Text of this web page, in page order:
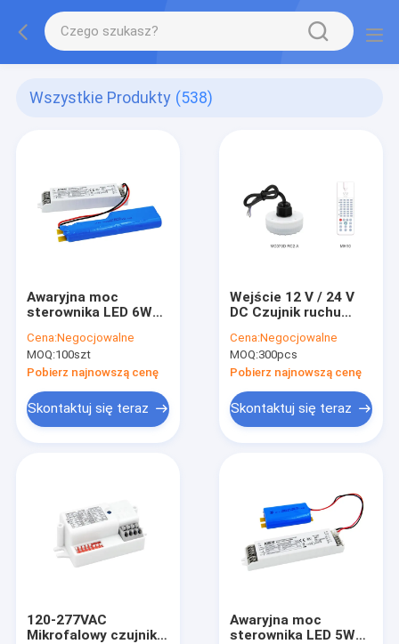
Wszystkie Produkty (538)
Awaryjna moc
sterownika LED 6W
zewnętrzna bateria
litowo-jonowa
KE004-06M180KE
Cena:Negocjowalne
MOQ:100szt
Pobierz najnowszą cenę
Skontaktuj się teraz
Wejście 12 V / 24 V
DC Czujnik ruchu
czujnik Konstrukcja
anteny Certyfikat CE
Cena:Negocjowalne
MOQ:300pcs
Pobierz najnowszą cenę
Skontaktuj się teraz
120-277VAC
Mikrofalowy czujnik
Awaryjna moc
sterownika LED 5W